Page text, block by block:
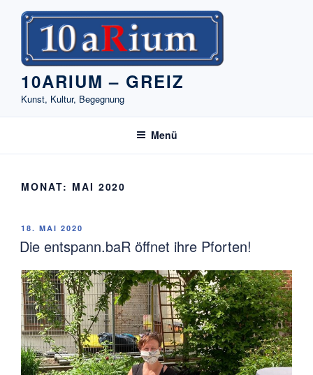
10ARIUM – GREIZ
Kunst, Kultur, Begegnung
Menü
MONAT: MAI 2020
VERÖFFENTLICHT
AM
18. MAI 2020
Die entspann.baR öffnet ihre Pforten!